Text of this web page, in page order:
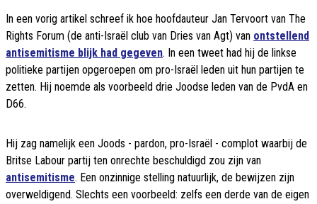
In een vorig artikel schreef ik hoe hoofdauteur Jan Tervoort van The
Rights Forum (de anti-Israël club van Dries van Agt) van ontstellend
antisemitisme blijk had gegeven. In een tweet had hij de linkse
politieke partijen opgeroepen om pro-Israël leden uit hun partijen te
zetten. Hij noemde als voorbeeld drie Joodse leden van de PvdA en
D66.
Hij zag namelijk een Joods - pardon, pro-Israël - complot waarbij de
Britse Labour partij ten onrechte beschuldigd zou zijn van
antisemitisme. Een onzinnige stelling natuurlijk, de bewijzen zijn
overweldigend. Slechts een voorbeeld: zelfs een derde van de eigen